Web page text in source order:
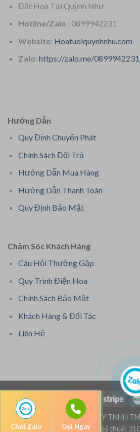
Đặt Hoa Tại Quỳnh Như
Hotline/Zalo : 0899942231
Website: Hoatuoiquynhnhu.com
Zalo: https://zalo.me/0899942231
Hướng Dẫn
Quy Định Chuyển Phát
Chính Sách Đổi Trả
Hướng Dẫn Mua Hàng
Hướng Dẫn Thanh Toán
Quy Định Bảo Mật
Chăm Sóc Khách Hàng
Câu Hỏi Thường Gặp
Quy Trình Điện Hoa
Chính Sách Bảo Mật
Khách Hàng & Đối Tác
Liên Hệ
Bản quyền thuộc: CÔNG TY TNHH
TRUNG - Mã số thuế:
Chat Zalo Gọi Ngay